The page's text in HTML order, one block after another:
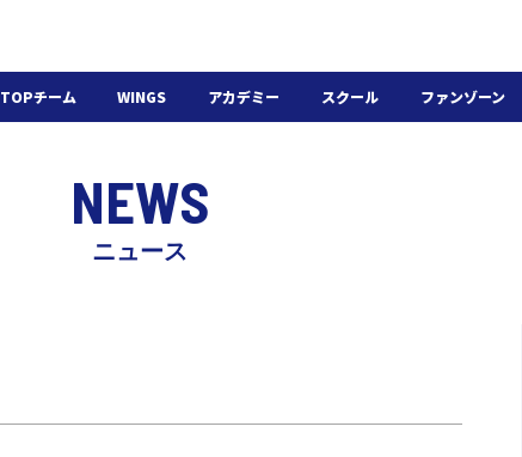
TOPチーム WINGS アカデミー スクール ファンゾーン
NEWS
ニュース